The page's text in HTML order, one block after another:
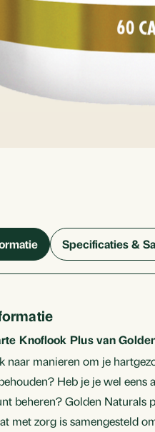
Specificaties &
Knoflook Plus van
naar manieren om je
Heb je je wel eens
beheren? Golden Naturals
met zorg is samengesteld